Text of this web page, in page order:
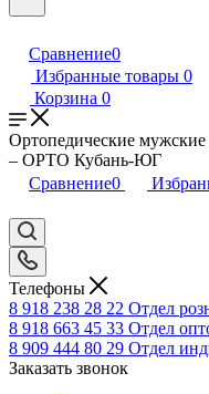
Сравнение0
Избранные товары 0
Корзина 0
Ортопедические
– ОРТО Кубань-ЮГ
Сравнение0
Телефоны
8 918 238 28 22 Отдел
8 918 663 45 33 Отдел
8 909 444 80 29 Отдел
Заказать звонок